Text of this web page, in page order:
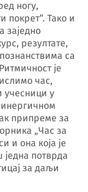
ногу,
покрет”. Тако и
заједно
резултате,
са
је
час,
учесници у
припреме за
„Час за
и она која је
једна потврда
за даљи